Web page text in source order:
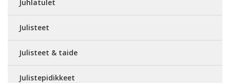
Juhlatulet
Julisteet
Julisteet & taide
Julistepidikkeet